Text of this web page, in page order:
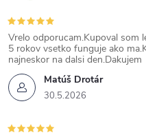
Matúš Drotár
30.5.2026
Vrelo odporucam.Kupoval som
5 rokov vsetko funguje ako
najneskor na dalsi den.Dakujem